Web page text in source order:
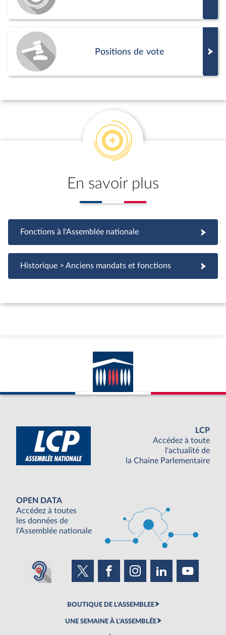
Positions de vote
En savoir plus
Fonctions à l'Assemblée nationale
Fonctions à l'Assemblée nationale
Historique > Anciens mandats et fonctions
LCP
Accédez à toute
l'actualité de
la Chaine Parlementaire
OPEN DATA
Accédez à toutes
les données de
l'Assemblée nationale
BOUTIQUE DE L'ASSEMBLEE
UNE SEMAINE À L'ASSEMBLÉE